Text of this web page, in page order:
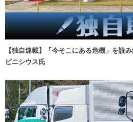
【独自連載】「今そこにある危機」を読
ビニシウス氏